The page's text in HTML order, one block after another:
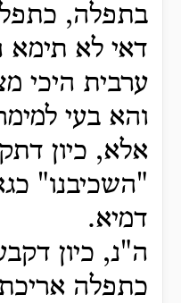
בתפלה,
דאי לא תימא
ערבית היכי
והא בעי
אלא, כיון
"השכיבנו"
דמיא.
ה"נ, כיון
כתפלה